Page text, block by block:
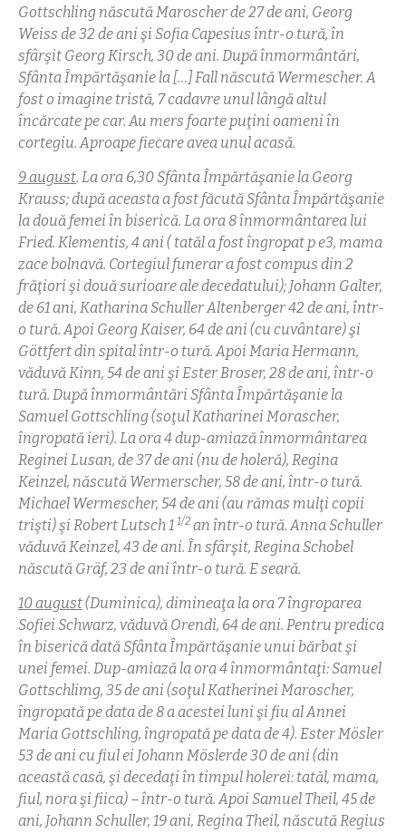
Gottschling născută Maroscher de 27 de ani, Georg
Weiss de 32 de ani şi Sofia Capesius într-o tură, în
sfârşit Georg Kirsch, 30 de ani. După înmormântări,
Sfânta Împărtăşanie la […] Fall născută Wermescher. A
fost o imagine tristă, 7 cadavre unul lângă altul
încărcate pe car. Au mers foarte puţini oameni în
cortegiu. Aproape fiecare avea unul acasă.
9 august. La ora 6,30 Sfânta Împărtăşanie la Georg
Krauss; după aceasta a fost făcută Sfânta Împărtăşanie
la două femei în biserică. La ora 8 înmormântarea lui
Fried. Klementis, 4 ani ( tatăl a fost îngropat p e3, mama
zace bolnavă. Cortegiul funerar a fost compus din 2
frăţiori şi două surioare ale decedatului); Johann Galter,
de 61 ani, Katharina Schuller Altenberger 42 de ani, într-
o tură. Apoi Georg Kaiser, 64 de ani (cu cuvântare) şi
Göttfert din spital într-o tură. Apoi Maria Hermann,
văduvă Kinn, 54 de ani şi Ester Broser, 28 de ani, într-o
tură. După înmormântări Sfânta Împărtăşanie la
Samuel Gottschling (soţul Katharinei Morascher,
îngropată ieri). La ora 4 dup-amiază înmormântarea
Reginei Lusan, de 37 de ani (nu de holeră), Regina
Keinzel, născută Wermerscher, 58 de ani, într-o tură.
Michael Wermescher, 54 de ani (au rămas mulţi copii
trişti) şi Robert Lutsch 1 1/2 an într-o tură. Anna Schuller
văduvă Keinzel, 43 de ani. În sfârşit, Regina Schobel
născută Gräf, 23 de ani într-o tură. E seară.
10 august(Duminica), dimineaţa la ora 7 îngroparea
Sofiei Schwarz, văduvă Orendi, 64 de ani. Pentru predica
în biserică dată Sfânta Împărtăşanie unui bărbat şi
unei femei. Dup-amiază la ora 4 înmormântaţi: Samuel
Gottschlimg, 35 de ani (soţul Katherinei Maroscher,
îngropată pe data de 8 a acestei luni şi fiu al Annei
Maria Gottschling, îngropată pe data de 4). Ester Mösler
53 de ani cu fiul ei Johann Möslerde 30 de ani (din
această casă, şi decedaţi în timpul holerei: tatăl, mama,
fiul, nora şi fiica) – într-o tură. Apoi Samuel Theil, 45 de
ani, Johann Schuller, 19 ani, Regina Theil, născută Regius